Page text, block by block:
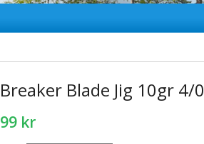
Breaker Blade Jig 10gr 4/0
99 kr